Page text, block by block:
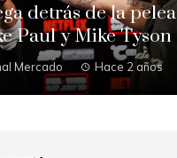
detrás de la pelea
Paul y Mike Tyson
Mercado Hace 2 años